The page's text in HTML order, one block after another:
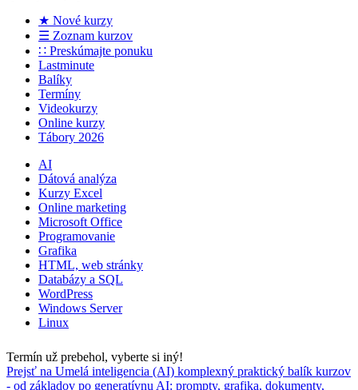
★ Nové kurzy
☰ Zoznam kurzov
∷ Preskúmajte ponuku
Lastminute
Balíky
Termíny
Videokurzy
Online kurzy
Tábory 2026
AI
Dátová analýza
Kurzy Excel
Online marketing
Microsoft Office
Programovanie
Grafika
HTML, web stránky
Databázy a SQL
WordPress
Windows Server
Linux
Termín už prebehol, vyberte si iný!
Prejsť na Umelá inteligencia (AI) komplexný praktický balík kurzov
- od základov po generatívnu AI: prompty, grafika, dokumenty,